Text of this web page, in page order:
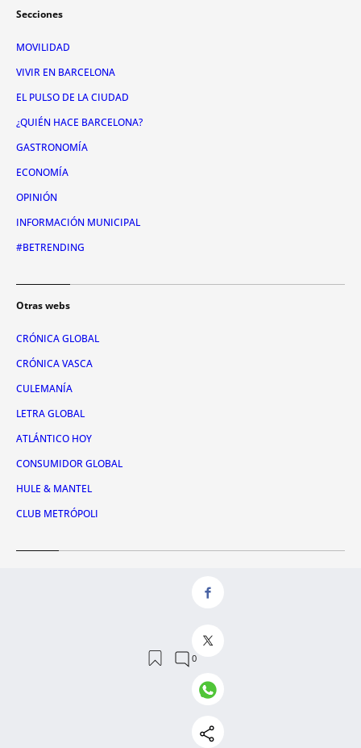
Secciones
MOVILIDAD
VIVIR EN BARCELONA
EL PULSO DE LA CIUDAD
¿QUIÉN HACE BARCELONA?
GASTRONOMÍA
ECONOMÍA
OPINIÓN
INFORMACIÓN MUNICIPAL
#BETRENDING
Otras webs
CRÓNICA GLOBAL
CRÓNICA VASCA
CULEMANÍA
LETRA GLOBAL
ATLÁNTICO HOY
CONSUMIDOR GLOBAL
HULE & MANTEL
CLUB METRÓPOLI